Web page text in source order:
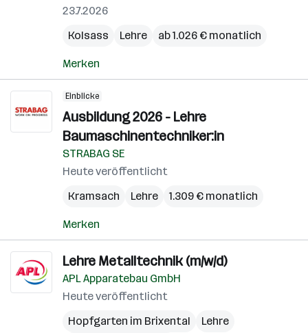
23.7.2026
Kolsass
Lehre ab 1.026 € monatlich
Merken
Einblicke
Ausbildung 2026 - Lehre
Baumaschinentechniker:in
STRABAG SE
Heute veröffentlicht
Kramsach
Lehre 1.309 € monatlich
Merken
Lehre Metalltechnik (m/w/d)
APL Apparatebau GmbH
Heute veröffentlicht
Hopfgarten im Brixental
Lehre